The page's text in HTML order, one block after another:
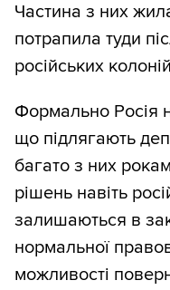
Частина з них
потрапила туди
російських
Формально Росія
що підлягають
багато з них
рішень навіть
залишаються в
нормальної
можливості